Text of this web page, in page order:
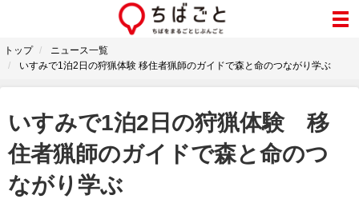
トップ
ニュース一覧
いすみで1泊2日の狩猟体験 移住者猟師のガイドで森と命のつながり学ぶ
いすみで1泊2日の狩猟体験 移
住者猟師のガイドで森と命のつ
ながり学ぶ